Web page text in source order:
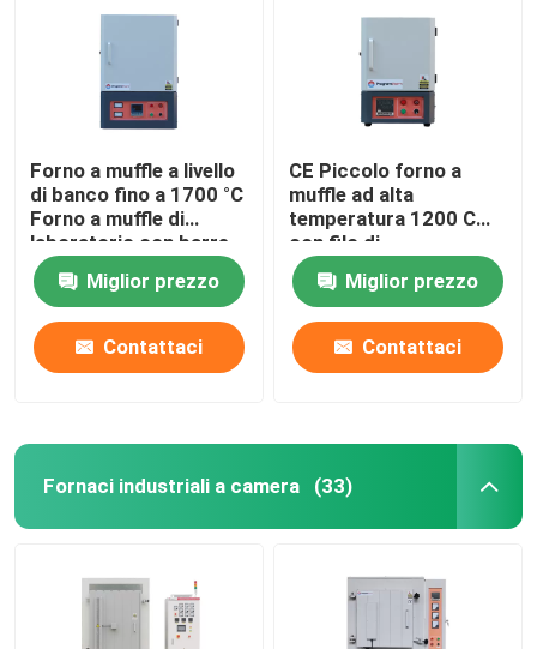
Forno a muffle a livello
di banco fino a 1700 °C
Forno a muffle di
laboratorio con barre
MoSi2
Miglior prezzo
Contattaci
CE Piccolo forno a
muffle ad alta
temperatura 1200 C
con filo di
riscaldamento
incorporatoMiglior prezzo
Contattaci
Fornaci industriali a camera (33)